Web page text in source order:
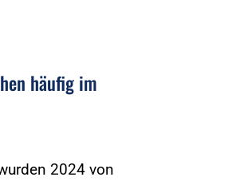
häufig im
2024 von